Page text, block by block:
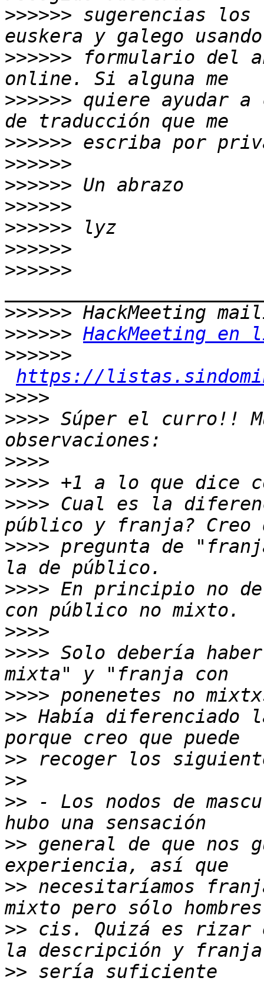
>>>>>> sugerencias
>>>>>> formulario del
>>>>>> quiere ayudar
>>>>>>
>>>>>>
>>>>>>
>>>>>>
>>>>>>
>>>>>>
>>>>>>
>>>>>>
>>>>>> HackMeeting
>>>>>>
https://
>>>>
>>>> Súper el curro!!
>>>>
>>>>
>>>> Cual es la
>>>> pregunta de
>>>> En principio no
>>>>
>>>> Solo debería
>>>>
>> Había diferenciado
>>
>>
>> - Los nodos de
>> general de que nos
>> necesitaríamos
>> cis. Quizá es rizar
>>